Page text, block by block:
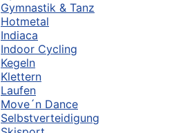
Gymnastik & Tanz
Hotmetal
Indiaca
Indoor Cycling
Kegeln
Klettern
Laufen
Move´n Dance
Selbstverteidigung